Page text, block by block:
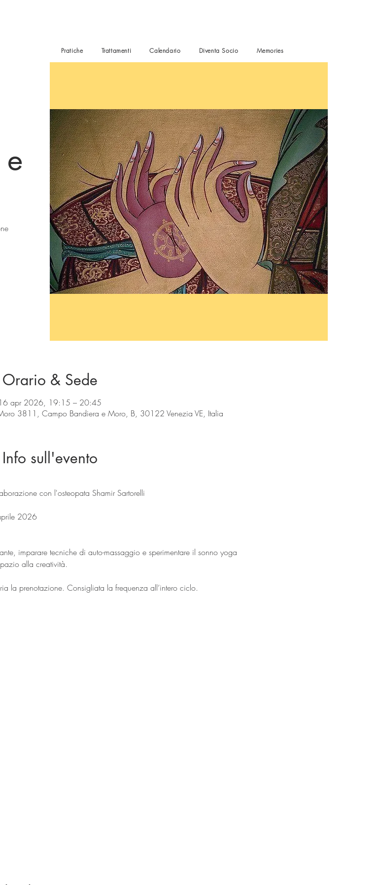
Pratiche Trattamenti Calendario Diventa Socio Memories
Orario & Sede
16 apr 2026, 19:15 – 20:45
3811, Campo Bandiera e Moro, B, 30122 Venezia VE, Italia
Info sull'evento
con l'osteopata Shamir Sartorelli
2026
imparare tecniche di auto-massaggio e sperimentare il sonno yoga
alla creatività.
la prenotazione. Consigliata la frequenza all’intero ciclo.